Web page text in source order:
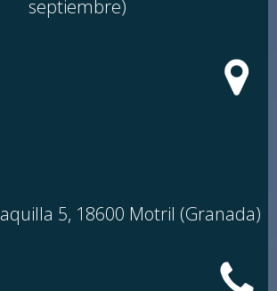
septiembre)
5, 18600 Motril (Granada)